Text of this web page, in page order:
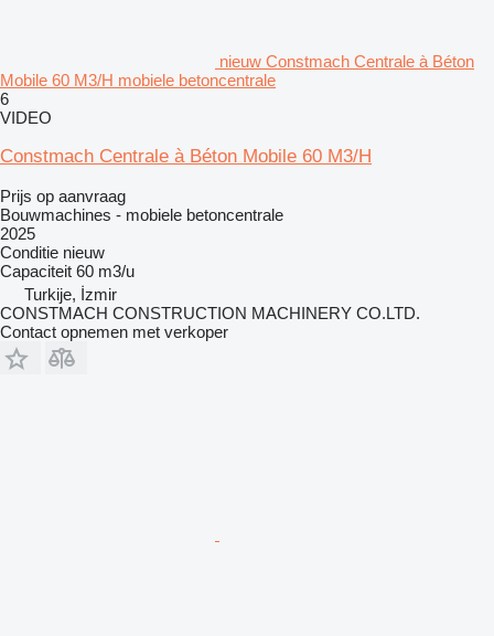
nieuw Constmach Centrale à Béton
Mobile 60 M3/H mobiele betoncentrale
6
VIDEO
Constmach Centrale à Béton Mobile 60 M3/H
Prijs op aanvraag
Bouwmachines - mobiele betoncentrale
2025
Conditie nieuw
Capaciteit 60 m3/u
Turkije, İzmir
CONSTMACH CONSTRUCTION MACHINERY CO.LTD.
Contact opnemen met verkoper